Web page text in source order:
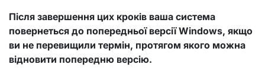
Після завершення цих кроків ваша система
повернеться до попередньої версії Windows, якщо
ви не перевищили термін, протягом якого можна
відновити попередню версію.